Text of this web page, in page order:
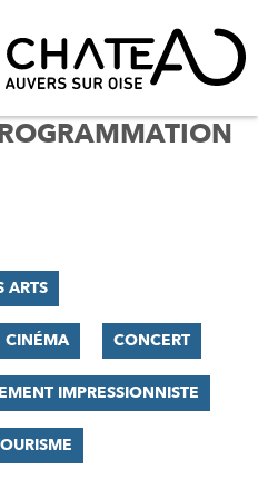
ARTS
CINÉMA CONCERT
IMPRESSIONNISTE